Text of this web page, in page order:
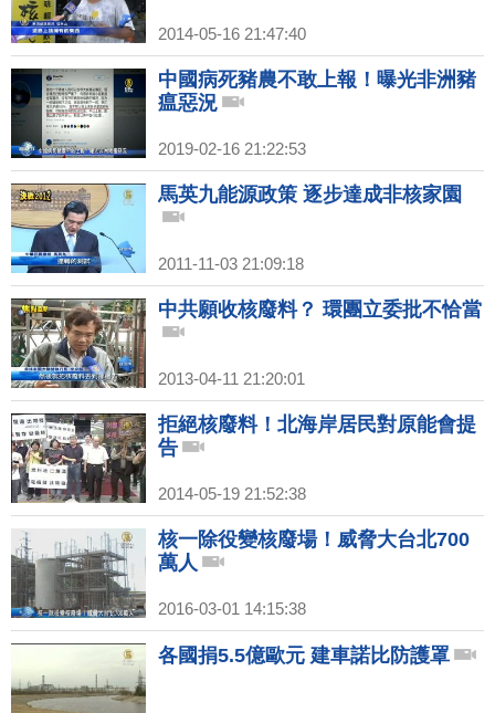
2014-05-16 21:47:40
中國病死豬農不敢上報！曝光非洲豬
瘟惡況
2019-02-16 21:22:53
馬英九能源政策 逐步達成非核家園
2011-11-03 21:09:18
中共願收核廢料？ 環團立委批不恰當
2013-04-11 21:20:01
拒絕核廢料！北海岸居民對原能會提
告
2014-05-19 21:52:38
核一除役變核廢場！威脅大台北700
萬人
2016-03-01 14:15:38
各國捐5.5億歐元 建車諾比防護罩